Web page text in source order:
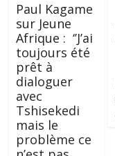
Paul Kagame
sur Jeune
Afrique : ‘’J’ai
toujours été
prêt à
dialoguer
avec
Tshisekedi
mais le
problème ce